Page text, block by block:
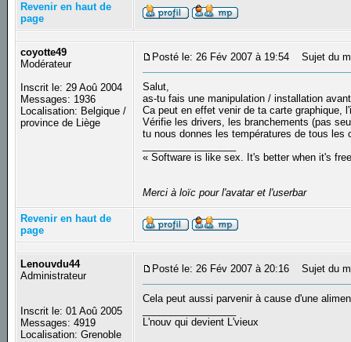
Revenir en haut de
page
coyotte49
Modérateur
Inscrit le: 29 Aoû 2004
Messages: 1936
Localisation: Belgique /
province de Liège
Posté le: 26 Fév 2007 à 19:54 Sujet du
Salut,
as-tu fais une manipulation / installation
Ca peut en effet venir de ta carte graphique,
Vérifie les drivers, les branchements (pas
tu nous donnes les températures de tous les
« Software is like sex. It's better when it's
Merci à loïc pour l'avatar et l'userbar
Revenir en haut de
page
Lenouvdu44
Administrateur
Inscrit le: 01 Aoû 2005
Messages: 4919
Localisation: Grenoble
Posté le: 26 Fév 2007 à 20:16 Sujet du
Cela peut aussi parvenir à cause d'une
L'nouv qui devient L'vieux